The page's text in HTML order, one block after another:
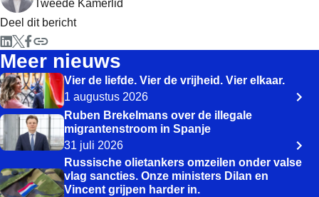
Tweede Kamerlid
Deel dit bericht
Meer nieuws
Vier de liefde. Vier de vrijheid. Vier elkaar.
1 augustus 2026
Ruben Brekelmans over de illegale
migrantenstroom in Spanje
31 juli 2026
Russische olietankers omzeilen onder valse
vlag sancties. Onze ministers Dilan en
Vincent grijpen harder in.